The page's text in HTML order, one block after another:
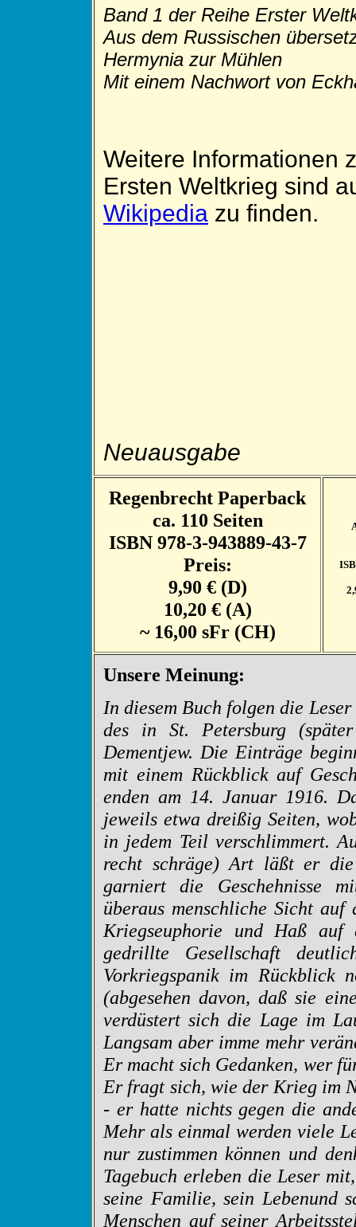
Band 1 der Reihe Erster
Aus dem Russischen
Hermynia zur Mühlen
Mit einem Nachwort von
Weitere Informationen
Ersten Weltkrieg sind
Wikipedia zu finden.
Neuausgabe
Regenbrecht Paperback
ca. 110 Seiten
ISBN 978-3-943889-43-7
Preis:
9,90 € (D)
10,20 € (A)
~ 16,00 sFr (CH)
Unsere Meinung:
In diesem Buch folgen die
des in St. Petersburg
Dementjew. Die Einträge
mit einem Rückblick auf
enden am 14. Januar 1916.
jeweils etwa dreißig Seiten,
in jedem Teil verschlimmert.
recht schräge) Art läßt er
garniert die Geschehnisse
überaus menschliche Sicht
Kriegseuphorie und Haß auf
gedrillte Gesellschaft
Vorkriegspanik im Rückblick
(abgesehen davon, daß sie
verdüstert sich die Lage im
Langsam aber imme mehr
Er macht sich Gedanken, wer
Er fragt sich, wie der Krieg im
- er hatte nichts gegen die
Mehr als einmal werden viele
nur zustimmen können und
Tagebuch erleben die Leser
seine Familie, sein Lebenund
Menschen auf seiner